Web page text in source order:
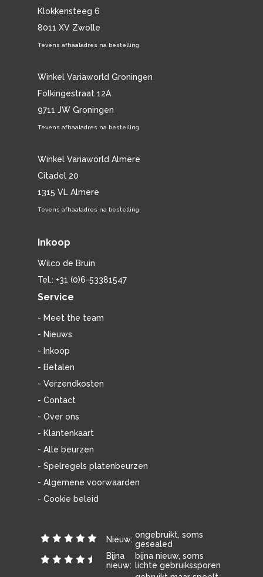
Klokkensteeg 6
8011 XV Zwolle
Tevens afhaaladres na bestelling
Winkel Variaworld Groningen
Folkingestraat 12A
9711 JW Groningen
Tevens afhaaladres na bestelling
Winkel Variaworld Almere
Citadel 20
1315 VL Almere
Tevens afhaaladres na bestelling
Inkoop
Wilco de Bruin
Tel.: +31 (0)6-53381547
Service
- Meet the team
- Nieuws
- Inkoop
- Betalen
- Verzendkosten
- Contact
- Over ons
- Klantenkaart
- Alle beurzen
- Spelregels platenbeurzen
- Algemene voorwaarden
- Cookie beleid
Nieuw: ongebruikt, soms
gesealed
Bijna
nieuw:
bijna nieuw, soms
lichte gebruikssporen